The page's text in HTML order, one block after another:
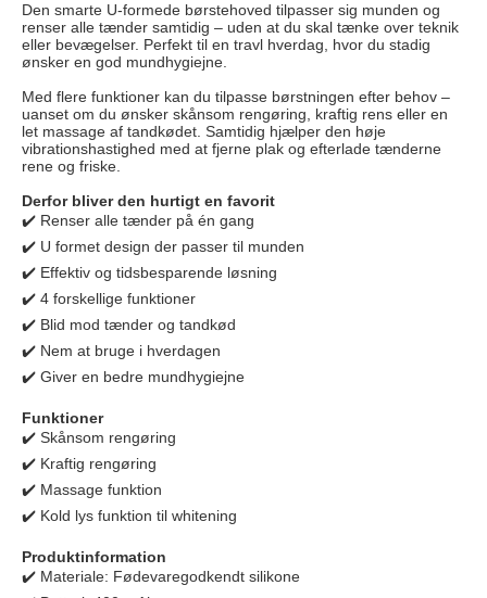
Den smarte U-formede børstehoved tilpasser sig munden og
renser alle tænder samtidig – uden at du skal tænke over teknik
eller bevægelser. Perfekt til en travl hverdag, hvor du stadig
ønsker en god mundhygiejne.
Med flere funktioner kan du tilpasse børstningen efter behov –
uanset om du ønsker skånsom rengøring, kraftig rens eller en
let massage af tandkødet. Samtidig hjælper den høje
vibrationshastighed med at fjerne plak og efterlade tænderne
rene og friske.
Derfor bliver den hurtigt en favorit
✔️ Renser alle tænder på én gang
✔️ U formet design der passer til munden
✔️ Effektiv og tidsbesparende løsning
✔️ 4 forskellige funktioner
✔️ Blid mod tænder og tandkød
✔️ Nem at bruge i hverdagen
✔️ Giver en bedre mundhygiejne
Funktioner
✔️ Skånsom rengøring
✔️ Kraftig rengøring
✔️ Massage funktion
✔️ Kold lys funktion til whitening
Produktinformation
✔️ Materiale: Fødevaregodkendt silikone